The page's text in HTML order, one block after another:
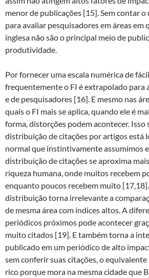
menor de publicações [15]. Sem contar
para avaliar pesquisadores em áreas em
inglesa não são o principal meio de
produtividade.
Por fornecer uma escala numérica de
frequentemente o FI é extrapolado para
e de pesquisadores [16]. E mesmo nas
quais o FI mais se aplica, quando ele é
forma, distorções podem acontecer. Isso
distribuição de citações por artigos está
normal que instintivamente assumimos
distribuição de citações se aproxima
riqueza humana, onde muitos recebem
enquanto poucos recebem muito
distribuição torna irrelevante a
de mesma área com índices altos. A
periódicos próximos pode acontecer
muito citados [19]. E também torna a
publicado em um periódico de alto
sem conferir suas citações, o
rico porque mora na mesma cidade que